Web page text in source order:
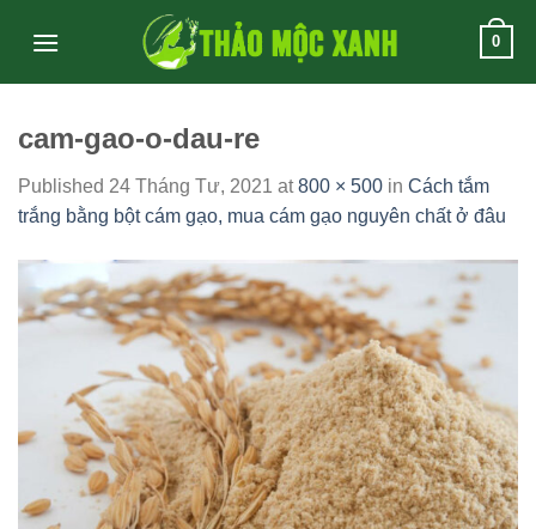
0
cam-gao-o-dau-re
Published 24 Tháng Tư, 2021 at800 × 500 in Cách tắm
trắng bằng bột cám gạo, mua cám gạo nguyên chất ở đâu